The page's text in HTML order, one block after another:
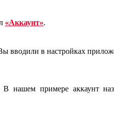
«Аккаунт».
вводили в настройках
нашем примере аккаунт